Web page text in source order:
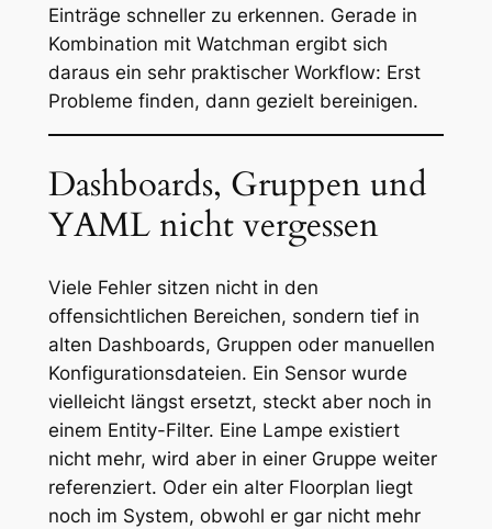
Einträge schneller zu erkennen. Gerade in
Kombination mit Watchman ergibt sich
daraus ein sehr praktischer Workflow: Erst
Probleme finden, dann gezielt bereinigen.
Dashboards, Gruppen und
YAML nicht vergessen
Viele Fehler sitzen nicht in den
offensichtlichen Bereichen, sondern tief in
alten Dashboards, Gruppen oder manuellen
Konfigurationsdateien. Ein Sensor wurde
vielleicht längst ersetzt, steckt aber noch in
einem Entity-Filter. Eine Lampe existiert
nicht mehr, wird aber in einer Gruppe weiter
referenziert. Oder ein alter Floorplan liegt
noch im System, obwohl er gar nicht mehr